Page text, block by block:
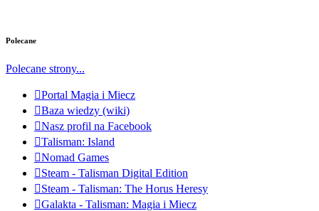
Polecane
Polecane strony...
Portal Magia i Miecz
Baza wiedzy (wiki)
Nasz profil na Facebook
Talisman: Island
Nomad Games
Steam - Talisman Digital Edition
Steam - Talisman: The Horus Heresy
Galakta - Talisman: Magia i Miecz